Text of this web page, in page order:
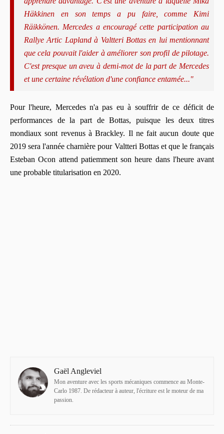
Häkkinen en son temps a pu faire, comme Kimi
Räikkönen. Mercedes a encouragé cette participation au
Rallye Artic Lapland à Valtteri Bottas en lui mentionnant
que cela pouvait l'aider à améliorer son profil de pilotage.
C'est presque un aveu à demi-mot de la part de Mercedes
et une certaine révélation d'une confiance entamée..."
Pour l'heure, Mercedes n'a pas eu à souffrir de ce déficit de
performances de la part de Bottas, puisque les deux titres
mondiaux sont revenus à Brackley. Il ne fait aucun doute que
2019 sera l'année charnière pour Valtteri Bottas et que le français
Esteban Ocon attend patiemment son heure dans l'heure avant
une probable titularisation en 2020.
Gaël Angleviel
Mon aventure avec les sports mécaniques commence au Monte-
Carlo 1987. De rédacteur à auteur, l'écriture est le moteur de ma
passion.